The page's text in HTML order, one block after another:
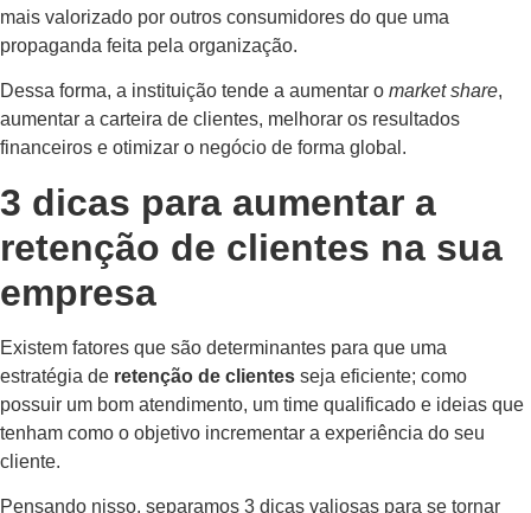
mais valorizado por outros consumidores do que uma
propaganda feita pela organização.
Dessa forma, a instituição tende a aumentar o market share,
aumentar a carteira de clientes, melhorar os resultados
financeiros e otimizar o negócio de forma global.
3 dicas para aumentar a
retenção de clientes na sua
empresa
Existem fatores que são determinantes para que uma
estratégia de retenção de clientes seja eficiente; como
possuir um bom atendimento, um time qualificado e ideias que
tenham como o objetivo incrementar a experiência do seu
cliente.
Pensando nisso, separamos 3 dicas valiosas para se tornar